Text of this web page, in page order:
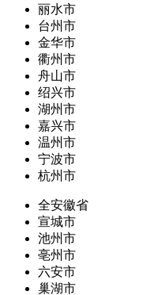
丽水市
台州市
金华市
衢州市
舟山市
绍兴市
湖州市
嘉兴市
温州市
宁波市
杭州市
全安徽省
宣城市
池州市
亳州市
六安市
巢湖市